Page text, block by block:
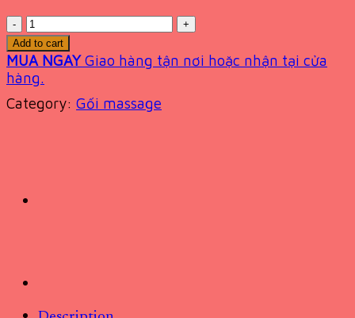
Quantity
Add to cart
MUA NGAY Giao hàng tận nơi hoặc nhận tại cửa
hàng.
Category: Gối massage